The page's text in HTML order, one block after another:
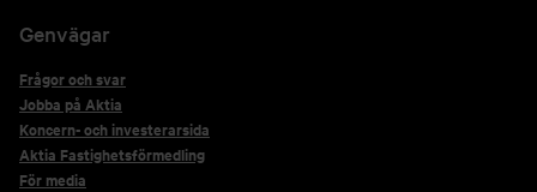
Genvägar
Frågor och svar
Jobba på Aktia
Koncern- och investerarsida
Aktia Fastighetsförmedling
För media